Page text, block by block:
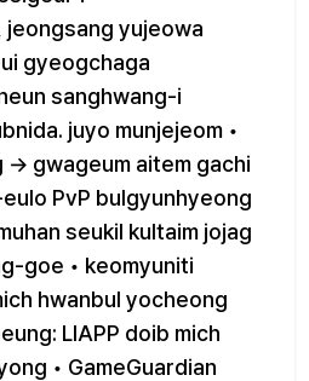
yujeowa
gyeogchaga
sanghwang-i
juyo munjejeom •
→ gwageum aitem gachi
PvP bulgyunhyeong
seukil kultaim jojag
goe • keomyuniti
hwanbul yocheong
LIAPP doib mich
• GameGuardian